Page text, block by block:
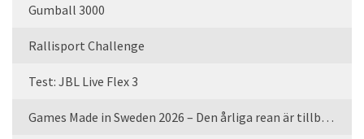
Gumball 3000
Rallisport Challenge
Test: JBL Live Flex 3
Games Made in Sweden 2026 – Den årliga rean är tillbaka